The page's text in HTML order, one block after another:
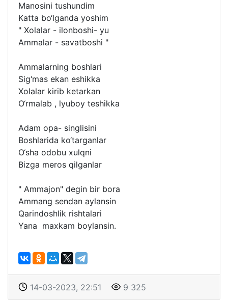
Manosini tushundim
Katta bo‘lganda yoshim
" Xolalar - ilonboshi- yu
Ammalar - savatboshi "
Ammalarning boshlari
Sig‘mas ekan eshikka
Xolalar kirib ketarkan
O‘rmalab , lyuboy teshikka
Adam opa- singlisini
Boshlarida ko‘targanlar
O‘sha odobu xulqni
Bizga meros qilganlar
" Ammajon" degin bir bora
Ammang sendan aylansin
Qarindoshlik rishtalari
Yana maxkam boylansin.
14-03-2023, 22:51 9 325